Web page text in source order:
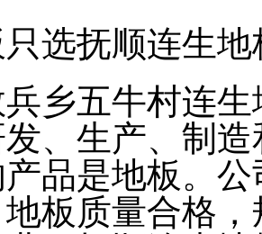
选抚顺连生地
乡五牛村连
、生产、制
品是地板。
板质量合格